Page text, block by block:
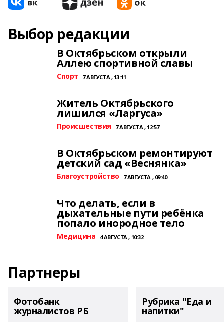
Выбор редакции
В Октябрьском открыли
Аллею спортивной славы
Спорт 7 АВГУСТА , 13:11
Житель Октябрьского
лишился «Ларгуса»
Происшествия 7 АВГУСТА , 12:57
В Октябрьском ремонтируют
детский сад «Веснянка»
Благоустройство 7 АВГУСТА , 09:40
Что делать, если в
дыхательные пути ребёнка
попало инородное тело
Медицина 4 АВГУСТА , 10:32
Партнеры
Фотобанк
журналистов РБ
Рубрика "Еда и
напитки"